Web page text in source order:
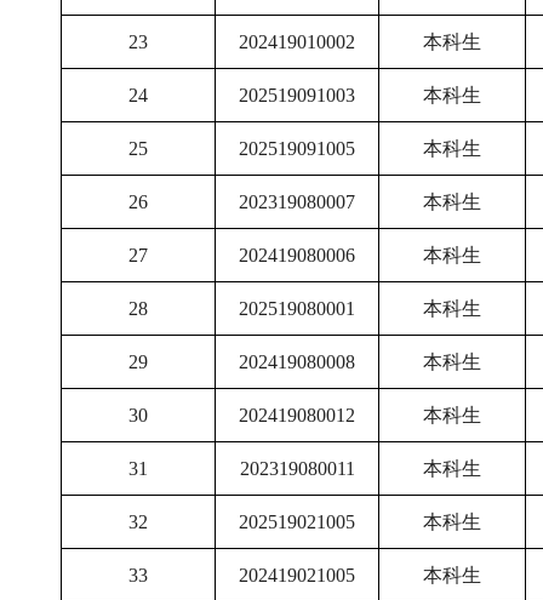
23 202419010002 本科生
24 202519091003 本科生
25 202519091005 本科生
26 202319080007 本科生
27 202419080006 本科生
28 202519080001 本科生
29 202419080008 本科生
30 202419080012 本科生
31 202319080011 本科生
32 202519021005 本科生
33 202419021005 本科生